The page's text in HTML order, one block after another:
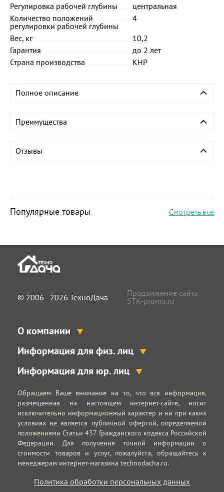
Регулировка рабочей глубины
центральная
Количество положений
регулировки рабочей глубины
4
Вес, кг
10,2
Гарантия
до 2 лет
Страна производства
КНР
Полное описание
Преимущества
Отзывы
Популярные товары Смотреть все
© 2006 - 2026 ТехноДача
Продвижение сайта
STK-promo.ru
О компании
Информация для физ. лиц
Информация для юр. лиц
Обращаем Ваше внимание на то, что вся информация,
размещенная на настоящем интернет-сайте, носит
исключительно информационный характер и ни при каких
условиях не является публичной офертой, определяемой
положениями Статьи 437 Гражданского кодекса Российской
Федерации. Для получения точной информации о
стоимости товаров и услуг, пожалуйста, обращайтесь к
менеджерам интернет-магазина technodacha.ru.
Политика обработки персональных данных